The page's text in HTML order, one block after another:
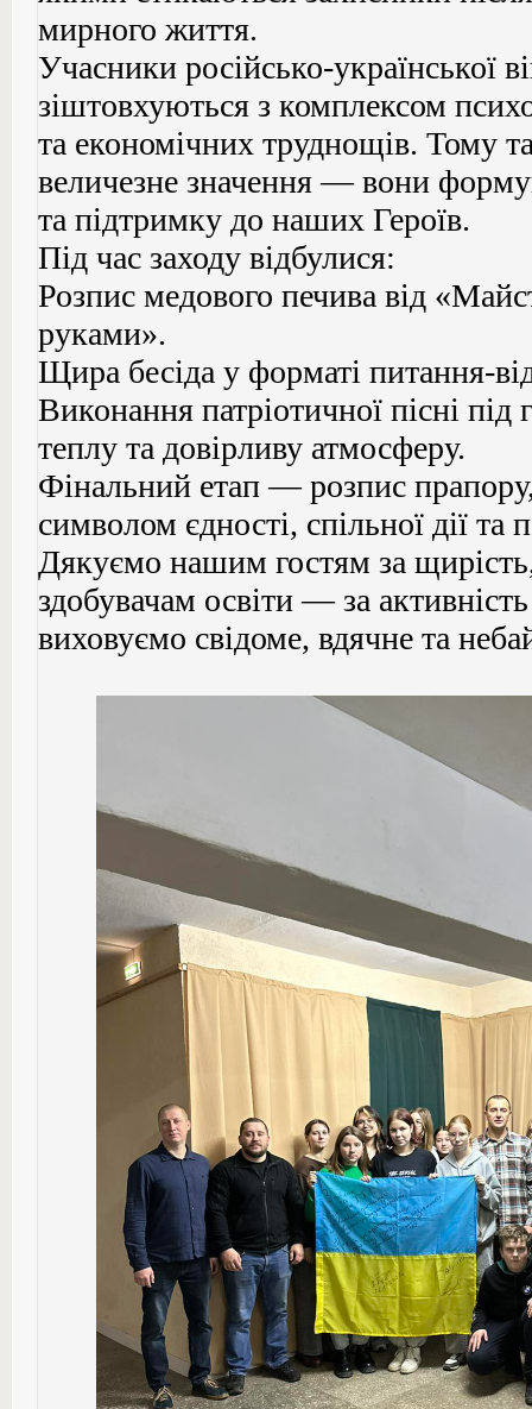
мирного життя.
Учасники російсько-української
зіштовхуються з комплексом
та економічних труднощів. Тому
величезне значення — вони
та підтримку до наших Героїв.
Під час заходу відбулися:
Розпис медового печива від
руками».
Щира бесіда у форматі питання-
Виконання патріотичної пісні під
теплу та довірливу атмосферу.
Фінальний етап — розпис
символом єдності, спільної дії та
Дякуємо нашим гостям за
здобувачам освіти — за
виховуємо свідоме, вдячне та